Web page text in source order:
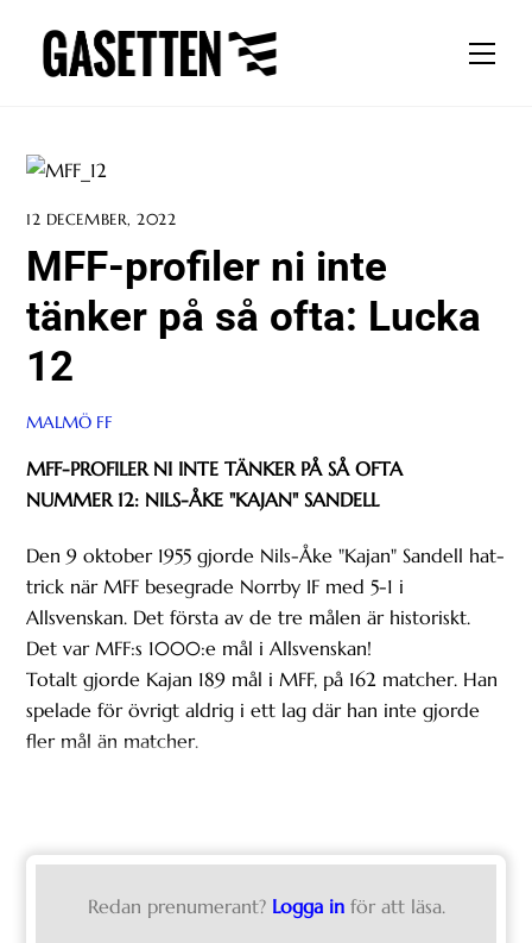
content
12 DECEMBER, 2022
MFF-profiler ni inte
tänker på så ofta: Lucka
12
MALMÖ FF
MFF-PROFILER NI INTE TÄNKER PÅ SÅ OFTA
NUMMER 12: NILS-ÅKE "KAJAN" SANDELL
Den 9 oktober 1955 gjorde Nils-Åke "Kajan" Sandell hat-
trick när MFF besegrade Norrby IF med 5-1 i
Allsvenskan. Det första av de tre målen är historiskt.
Det var MFF:s 1000:e mål i Allsvenskan!
Totalt gjorde Kajan 189 mål i MFF, på 162 matcher. Han
spelade för övrigt aldrig i ett lag där han inte gjorde
fler mål än matcher.
Redan prenumerant? Logga in för att läsa.